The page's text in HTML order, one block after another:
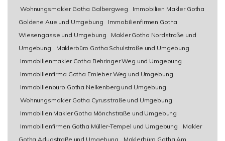
Wohnungsmakler Gotha Galbergweg
Immobilien Makler Gotha
Goldene Aue und Umgebung
Immobilienfirmen Gotha
Wiesengasse und Umgebung
Makler Gotha Nordstraße und
Umgebung
Maklerbüro Gotha Schulstraße und Umgebung
Immobilienmakler Gotha Behringer Weg und Umgebung
Immobilienfirma Gotha Emleber Weg und Umgebung
Immobilienbüro Gotha Nelkenberg und Umgebung
Wohnungsmakler Gotha Cyrusstraße und Umgebung
Immobilien Makler Gotha Mönchstraße und Umgebung
Immobilienfirmen Gotha Müller-Tempel und Umgebung
Makler
Gotha Aduastraße und Umgebung
Maklerbüro Gotha Am